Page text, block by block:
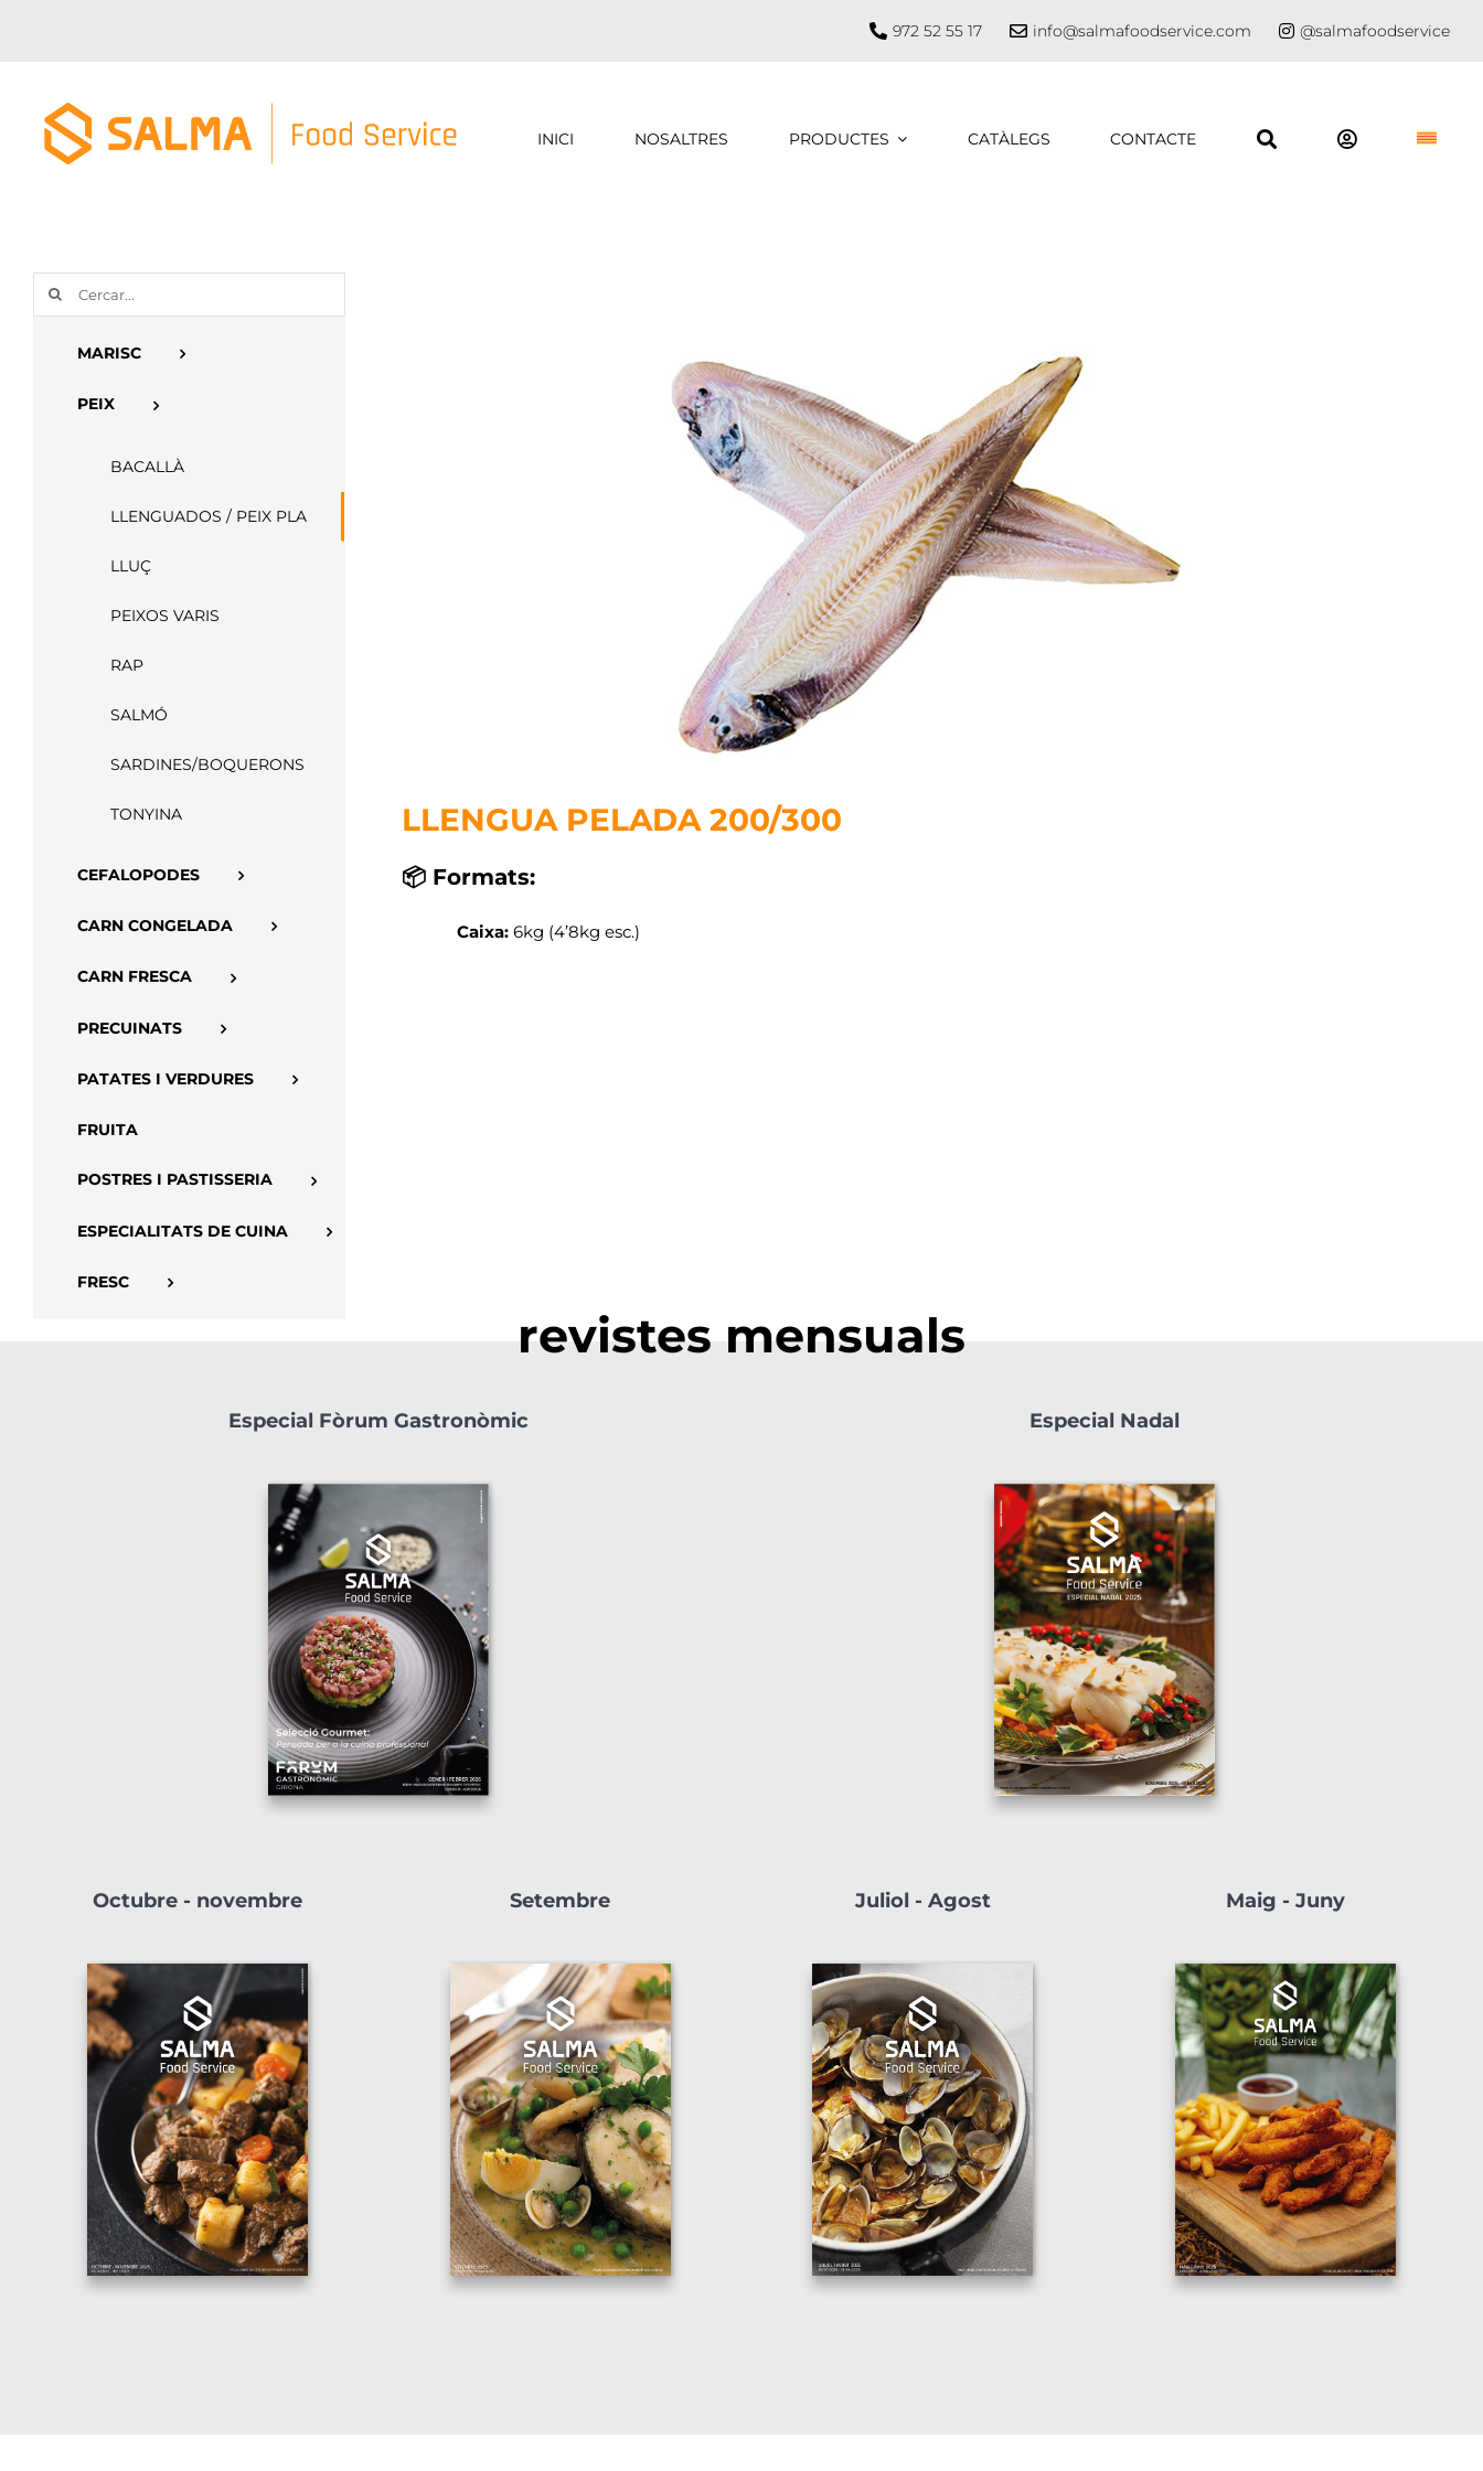
972 52 55 17 info@salmafoodservice.com @salmafoodservice
INICI NOSALTRES PRODUCTES CATÀLEGS CONTACTE
Cerca
…
MARISC
PEIX
BACALLÀ
LLENGUADOS / PEIX PLA
LLUÇ
PEIXOS VARIS
RAP
SALMÓ
SARDINES/BOQUERONS
TONYINA
CEFALOPODES
CARN CONGELADA
CARN FRESCA
PRECUINATS
PATATES I VERDURES
FRUITA
POSTRES I PASTISSERIA
ESPECIALITATS DE CUINA
FRESC
LLENGUA PELADA 200/300
📦 Formats:
Caixa: 6kg (4’8kg esc.)
revistes mensuals
Especial Fòrum Gastronòmic Especial Nadal
Octubre - novembre Setembre Juliol - Agost Maig - Juny